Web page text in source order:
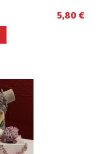
5,80 €